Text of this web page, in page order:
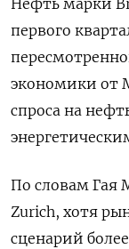
первого
экономики от
спроса на
По словам Гая
Zurich, хотя
сценарий